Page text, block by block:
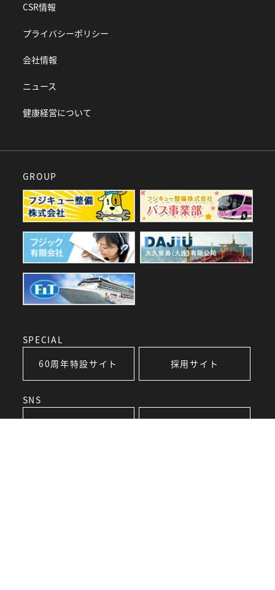
CSR情報
プライバシーポリシー
会社情報
ニュース
健康経営について
GROUP
SPECIAL
60周年特設サイト
採用サイト
SNS